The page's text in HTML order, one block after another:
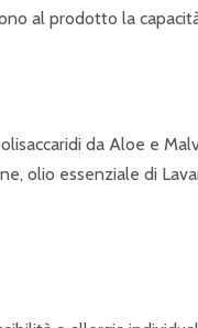
al prodotto la
da Aloe e
olio essenziale di